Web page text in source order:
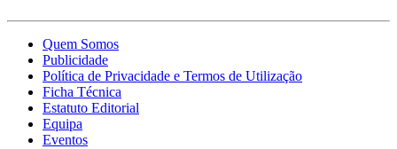
Quem Somos
Publicidade
Política de Privacidade e Termos de Utilização
Ficha Técnica
Estatuto Editorial
Equipa
Eventos